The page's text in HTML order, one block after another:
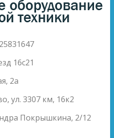
16с21
2а
ул. 3307 км, 16к2
Покрышкина, 2/12